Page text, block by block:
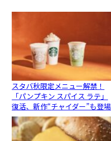
スタバ秋限定メニュー解禁！
「パンプキン スパイス ラテ」
復活、新作“チャイダー”も登場